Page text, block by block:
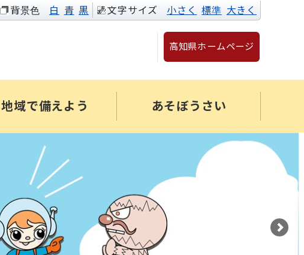
背景色 白 青 黒 文字サイズ 小さく 標準 大きく
高知県ホームページ
地域で備えよう あそぼうさい